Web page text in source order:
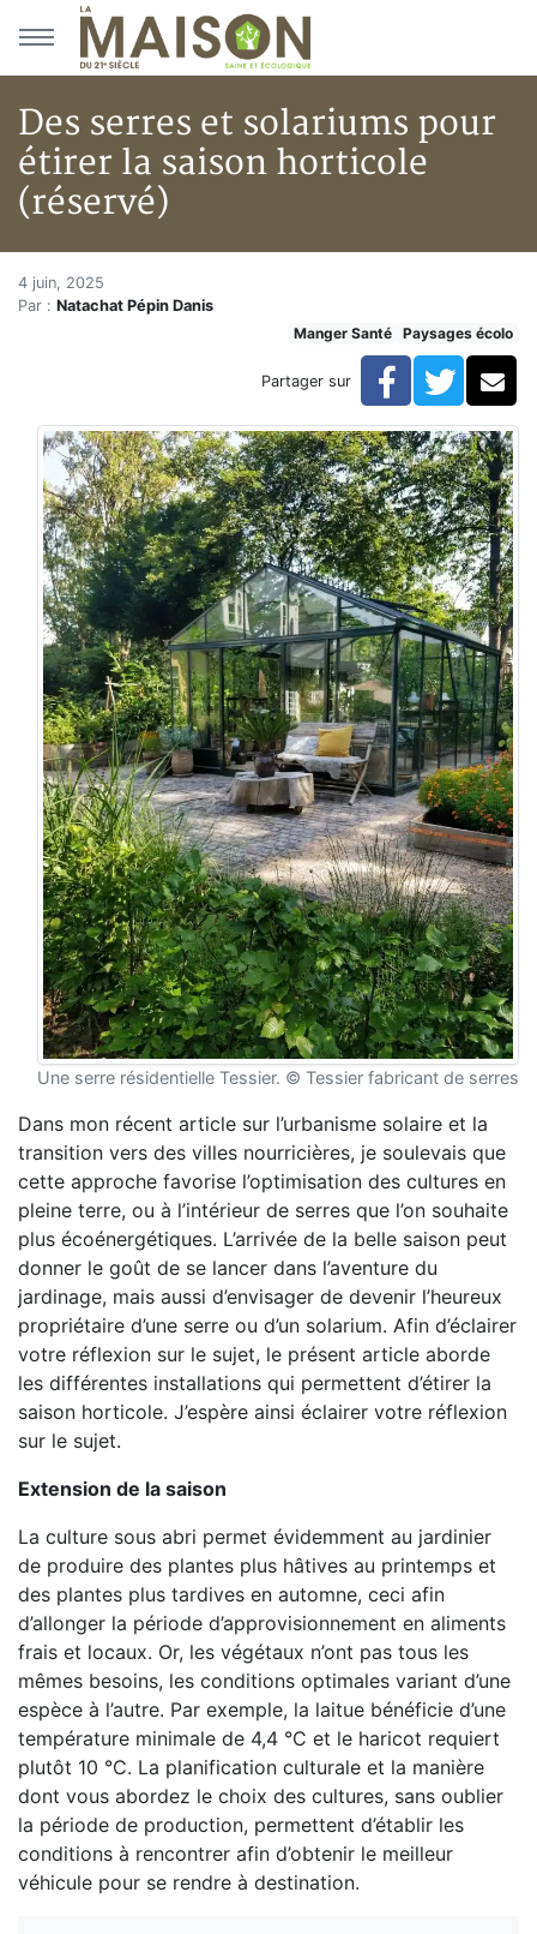
Aller au menu principal
Aller au contenu principal
Des serres et solariums pour
étirer la saison horticole
(réservé)
Accueil
Articles
Des serres et solariums pour étirer la saison
Des serres et solariums pour
4 juin, 2025
Par : Natachat Pépin Danis
Manger Santé
Paysages écolo
Partager sur Facebook
Une serre résidentielle Tessier. © Tessier fabricant de serres
Dans mon récent article sur l’urbanisme solaire et la
transition vers des villes nourricières, je soulevais que
cette approche favorise l’optimisation des cultures en
pleine terre, ou à l’intérieur de serres que l’on souhaite
plus écoénergétiques. L’arrivée de la belle saison peut
donner le goût de se lancer dans l’aventure du
jardinage, mais aussi d’envisager de devenir l’heureux
propriétaire d’une serre ou d’un solarium. Afin d’éclairer
votre réflexion sur le sujet, le présent article aborde
les différentes installations qui permettent d’étirer la
saison horticole. J’espère ainsi éclairer votre réflexion
sur le sujet.
Extension de la saison
La culture sous abri permet évidemment au jardinier
de produire des plantes plus hâtives au printemps et
des plantes plus tardives en automne, ceci afin
d’allonger la période d’approvisionnement en aliments
frais et locaux. Or, les végétaux n’ont pas tous les
mêmes besoins, les conditions optimales variant d’une
espèce à l’autre. Par exemple, la laitue bénéficie d’une
température minimale de 4,4 °C et le haricot requiert
plutôt 10 °C. La planification culturale et la manière
dont vous abordez le choix des cultures, sans oublier
la période de production, permettent d’établir les
conditions à rencontrer afin d’obtenir le meilleur
véhicule pour se rendre à destination.